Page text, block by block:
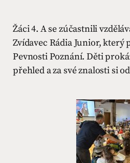
Žáci 4. A se zúčastnili
Zvídavec Rádia Junior,
Pevnosti Poznání. Děti
přehled a za své znalosti si